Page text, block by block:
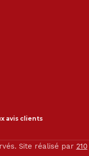
avis clients
Site réalisé par 210